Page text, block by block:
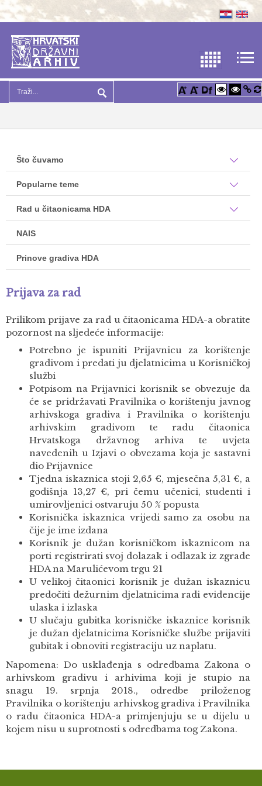
Što čuvamo
Popularne teme
Rad u čitaonicama HDA
NAIS
Prinove gradiva HDA
Prijava za rad
Prilikom prijave za rad u čitaonicama HDA-a obratite
pozornost na sljedeće informacije:
Potrebno je ispuniti Prijavnicu za korištenje
gradivom i predati ju djelatnicima u Korisničkoj
službi
Potpisom na Prijavnici korisnik se obvezuje da
će se pridržavati Pravilnika o korištenju javnog
arhivskoga gradiva i Pravilnika o korištenju
arhivskim gradivom te radu čitaonica
Hrvatskoga državnog arhiva te uvjeta
navedenih u Izjavi o obvezama koja je sastavni
dio Prijavnice
Tjedna iskaznica stoji 2,65 €, mjesečna 5,31 €, a
godišnja 13,27 €, pri čemu učenici, studenti i
umirovljenici ostvaruju 50 % popusta
Korisnička iskaznica vrijedi samo za osobu na
čije je ime izdana
Korisnik je dužan korisničkom iskaznicom na
porti registrirati svoj dolazak i odlazak iz zgrade
HDA na Marulićevom trgu 21
U velikoj čitaonici korisnik je dužan iskaznicu
predočiti dežurnim djelatnicima radi evidencije
ulaska i izlaska
U slučaju gubitka korisničke iskaznice korisnik
je dužan djelatnicima Korisničke službe prijaviti
gubitak i obnoviti registraciju uz naplatu.
Napomena: Do usklađenja s odredbama Zakona o
arhivskom gradivu i arhivima koji je stupio na
snagu 19. srpnja 2018., odredbe priloženog
Pravilnika o korištenju arhivskog gradiva i Pravilnika
o radu čitaonica HDA-a primjenjuju se u dijelu u
kojem nisu u suprotnosti s odredbama tog Zakona.